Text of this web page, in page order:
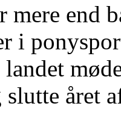
end
i
året